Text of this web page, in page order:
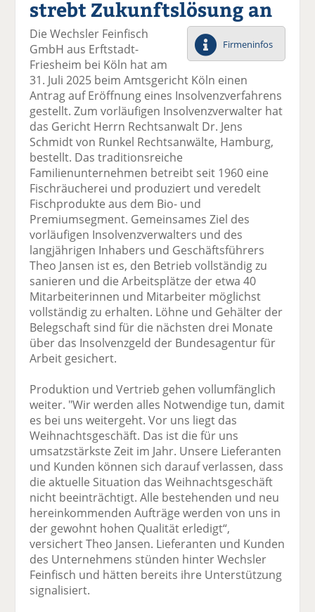
el
a
uf
F
ac
e
b
o
o
k
il
e
el
t
wi
tt
er
n
el
a
uf
Li
n
k
e
di
te
e
n
el
p
er
E
m
l
v
se
d
e
D
ck
e
strebt Zukunftslösung an
Firmeninfos
Die Wechsler Feinfisch
GmbH aus Erftstadt-
Friesheim bei Köln hat am
31. Juli 2025 beim Amtsgericht Köln einen
Antrag auf Eröffnung eines Insolvenzverfahrens
gestellt. Zum vorläufigen Insolvenzverwalter hat
das Gericht Herrn Rechtsanwalt Dr. Jens
Schmidt von Runkel Rechtsanwälte, Hamburg,
bestellt. Das traditionsreiche
Familienunternehmen betreibt seit 1960 eine
Fischräucherei und produziert und veredelt
Fischprodukte aus dem Bio- und
Premiumsegment. Gemeinsames Ziel des
vorläufigen Insolvenzverwalters und des
langjährigen Inhabers und Geschäftsführers
Theo Jansen ist es, den Betrieb vollständig zu
sanieren und die Arbeitsplätze der etwa 40
Mitarbeiterinnen und Mitarbeiter möglichst
vollständig zu erhalten. Löhne und Gehälter der
Belegschaft sind für die nächsten drei Monate
über das Insolvenzgeld der Bundesagentur für
Arbeit gesichert.
Produktion und Vertrieb gehen vollumfänglich
weiter. "Wir werden alles Notwendige tun, damit
es bei uns weitergeht. Vor uns liegt das
Weihnachtsgeschäft. Das ist die für uns
umsatzstärkste Zeit im Jahr. Unsere Lieferanten
und Kunden können sich darauf verlassen, dass
die aktuelle Situation das Weihnachtsgeschäft
nicht beeinträchtigt. Alle bestehenden und neu
hereinkommenden Aufträge werden von uns in
der gewohnt hohen Qualität erledigt“,
versichert Theo Jansen. Lieferanten und Kunden
des Unternehmens stünden hinter Wechsler
Feinfisch und hätten bereits ihre Unterstützung
signalisiert.